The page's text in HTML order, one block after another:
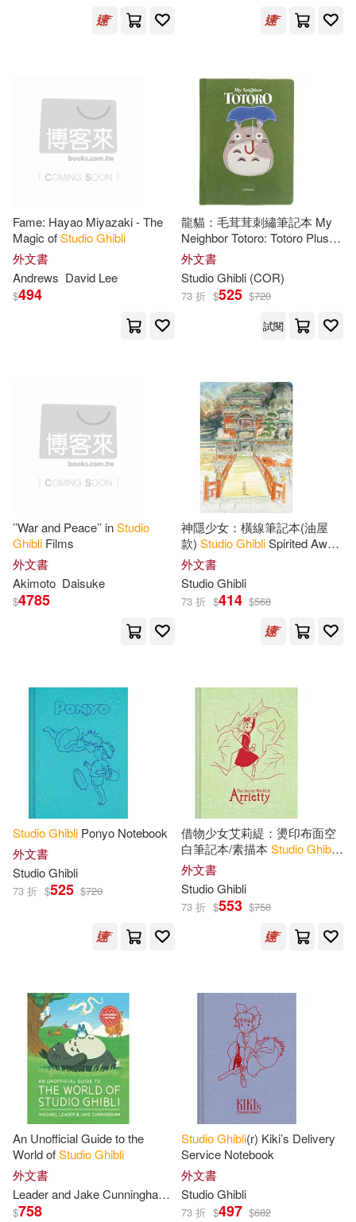
Fame: Hayao Miyazaki - The
Magic ofStudioGhibli
外文書
Andrews David Lee
$494
龍貓：毛茸茸刺繡筆記本 My
Neighbor Totoro: Totoro Plush
Journal
外文書
StudioGhibli (COR)
73 折 $525 $720
試閱
’’War and Peace’’ inStudio
Ghibli Films
外文書
Akimoto Daisuke
$4785
神隱少女：橫線筆記本(油屋
款) StudioGhibliSpirited Away
Journal (The Bathhouse)
外文書
StudioGhibli
73 折 $414 $568
StudioGhibli Ponyo Notebook
外文書
StudioGhibli
73 折 $525 $720
借物少女艾莉緹：燙印布面空
白筆記本/素描本 StudioGhibli
The Secret World of Arrietty
Sketchbook
外文書
StudioGhibli
73 折 $553 $758
An Unofficial Guide to the
World ofStudioGhibli
外文書
Leader and Jake Cunningham
Michael
$758
StudioGhibli(r) Kiki’s Delivery
Service Notebook
外文書
StudioGhibli
73 折 $497 $682